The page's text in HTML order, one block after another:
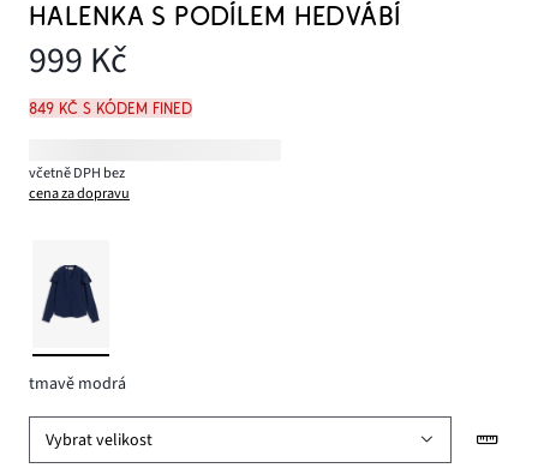
HALENKA S PODÍLEM HEDVÁBÍ
999 Kč
849 Kč s kódem FINED
včetně DPH bez
cena za dopravu
tmavě modrá
Vybrat velikost